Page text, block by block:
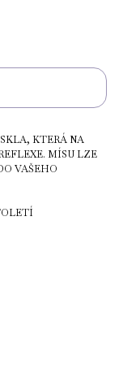
KTERÁ NA
MÍSU LZE
VAŠEHO